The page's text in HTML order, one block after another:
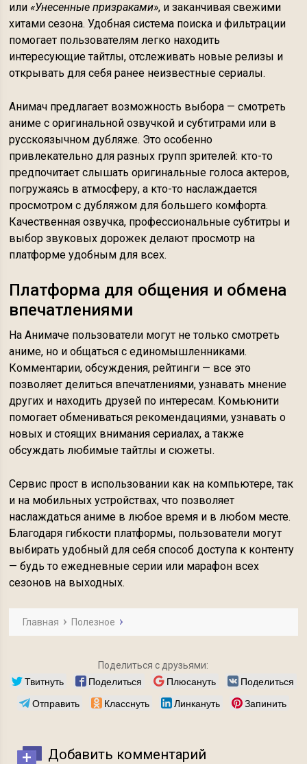
или«Унесенные призраками», и заканчивая свежими
хитами сезона. Удобная система поиска и фильтрации
помогает пользователям легко находить
интересующие тайтлы, отслеживать новые релизы и
открывать для себя ранее неизвестные сериалы.
Анимач предлагает возможность выбора — смотреть
аниме с оригинальной озвучкой и субтитрами или в
русскоязычном дубляже. Это особенно
привлекательно для разных групп зрителей: кто-то
предпочитает слышать оригинальные голоса актеров,
погружаясь в атмосферу, а кто-то наслаждается
просмотром с дубляжом для большего комфорта.
Качественная озвучка, профессиональные субтитры и
выбор звуковых дорожек делают просмотр на
платформе удобным для всех.
Платформа для общения и обмена
впечатлениями
На Анимаче пользователи могут не только смотреть
аниме, но и общаться с единомышленниками.
Комментарии, обсуждения, рейтинги — все это
позволяет делиться впечатлениями, узнавать мнение
других и находить друзей по интересам. Комьюнити
помогает обмениваться рекомендациями, узнавать о
новых и стоящих внимания сериалах, а также
обсуждать любимые тайтлы и сюжеты.
Сервис прост в использовании как на компьютере, так
и на мобильных устройствах, что позволяет
наслаждаться аниме в любое время и в любом месте.
Благодаря гибкости платформы, пользователи могут
выбирать удобный для себя способ доступа к контенту
— будь то ежедневные серии или марафон всех
сезонов на выходных.
Главная Полезное
Поделиться с друзьями:
Твитнуть Поделиться Плюсануть
Поделиться
Отправить
Класснуть Линкануть Запинить
Добавить комментарий